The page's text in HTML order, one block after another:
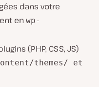
dans votre
en wp-
(PHP, CSS, JS)
themes/ et